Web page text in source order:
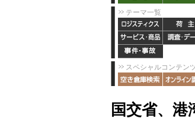
テーマ一覧
スペシャルコンテン
国交省、